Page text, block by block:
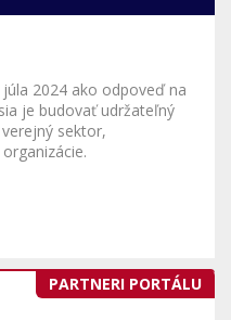
júla 2024 ako odpoveď na
je budovať udržateľný
sektor,
PARTNERI PORTÁLU